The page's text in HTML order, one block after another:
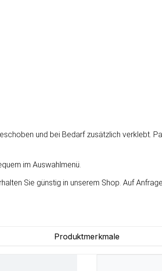
und bei Bedarf zusätzlich verklebt.
im Auswahlmenü.
Sie günstig in unserem Shop. Auf
Produktmerkmale